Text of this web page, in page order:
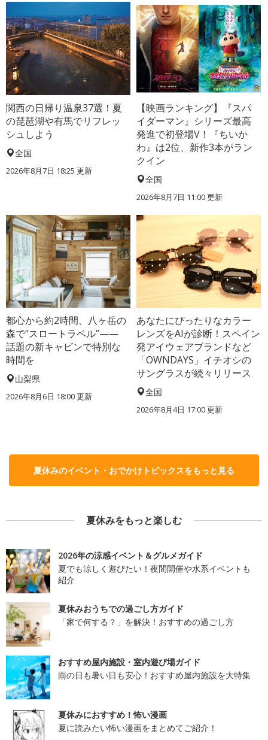
関西の日帰り温泉37選！夏
の琵琶湖や有馬でリフレッ
シュしよう
全国
2026年8月7日 18:25 更新
【映画ランキング】『スパ
イダーマン』シリーズ最高
発進で初登場V！『ちいか
わ』は2位、新作3本がラン
クイン
全国
2026年8月7日 11:00更新
都心から約2時間、八ヶ岳の
森で“スロートラベル”——
話題の新キャビンで特別な
時間を
山梨県
2026年8月6日 18:00更新
あなたにぴったりなカラー
レンズをAIが診断！スペイン
発アイウェアブランドなど
「OWNDAYS」イチオシの
サングラスが続々リリース
全国
2026年8月4日 17:00更新
夏休みのイベント・おでかけトピックスをもっと見る
夏休みをもっと楽しむ
2026年の涼感イベント＆グルメガイド
夏でも涼しく遊びたい！夜間開催や水系イベントも
紹介
夏休みおうちでの過ごし方ガイド
「家で何する？」を解決！おすすめの過ごし方
おすすめ屋内施設・室内遊び場ガイド
雨の日も暑い日も安心！おすすめ屋内施設を大特集
夏休みにおすすめ！怖い漫画
夏に読みたい怖い漫画をまとめてご紹介！